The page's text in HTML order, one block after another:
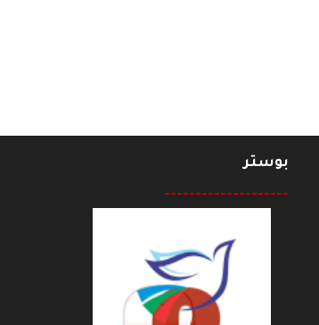
بوستر
--------------------